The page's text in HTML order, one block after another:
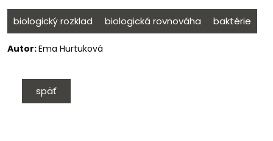
biologický rozklad biologická rovnováha baktérie
Autor:Ema Hurtuková
späť